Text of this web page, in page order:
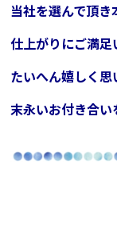
当社を選んで頂き
仕上がりにご満足
たいへん嬉しく
末永いお付き合い